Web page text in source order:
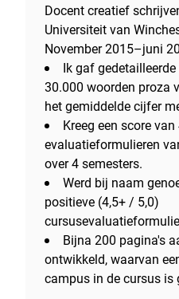
Docent creatief
Universiteit van
November 2015–juni
Ik gaf
30.000 woorden proza
het gemiddelde cijfer
Kreeg een score
evaluatieformulieren
over 4 semesters.
Werd bij naam
positieve (4,5+ / 5,0)
Bijna 200 pagina's
ontwikkeld, waarvan
campus in de cursus is